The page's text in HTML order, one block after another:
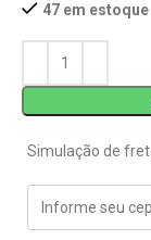
47 em estoque
Simulação de